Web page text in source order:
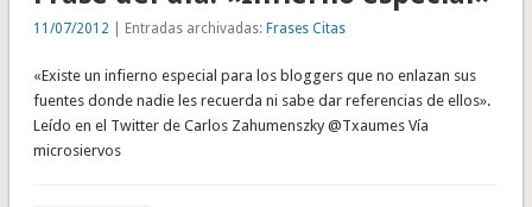
11/07/2012 | Entradas archivadas: Frases Citas
«Existe un infierno especial para los bloggers que no enlazan sus
fuentes donde nadie les recuerda ni sabe dar referencias de ellos».
Leído en el Twitter de Carlos Zahumenszky @Txaumes Vía
microsiervos